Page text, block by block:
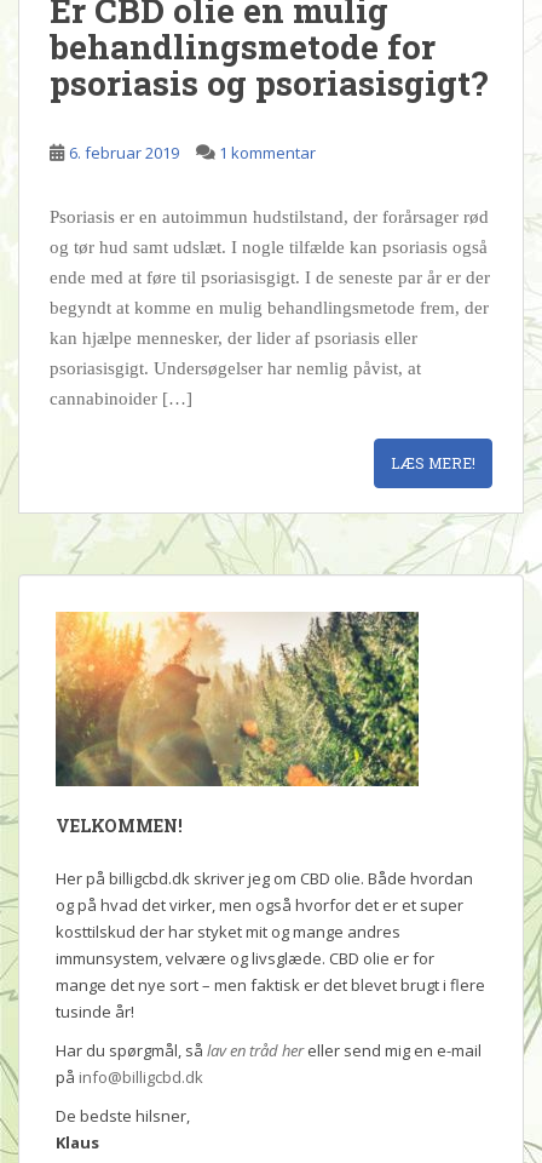
Er CBD olie en mulig
behandlingsmetode for
psoriasis og psoriasisgigt?
6. februar 2019 1 kommentar
Psoriasis er en autoimmun hudstilstand, der forårsager rød
og tør hud samt udslæt. I nogle tilfælde kan psoriasis også
ende med at føre til psoriasisgigt. I de seneste par år er der
begyndt at komme en mulig behandlingsmetode frem, der
kan hjælpe mennesker, der lider af psoriasis eller
psoriasisgigt. Undersøgelser har nemlig påvist, at
cannabinoider […]
LÆS MERE!
VELKOMMEN!
Her på billigcbd.dk skriver jeg om CBD olie. Både hvordan
og på hvad det virker, men også hvorfor det er et super
kosttilskud der har styket mit og mange andres
immunsystem, velvære og livsglæde. CBD olie er for
mange det nye sort – men faktisk er det blevet brugt i flere
tusinde år!
Har du spørgmål, så lav en tråd hereller send mig en e-mail
på info@billigcbd.dk
De bedste hilsner,
Klaus